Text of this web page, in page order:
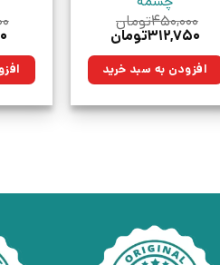
۴۵۰,۰۰۰تومان
قیمت
۴۵۰,۰۰۰تومان
بود.
۳۱۲,۷۵۰تومان
۳۱۲,۷۵۰تومان.افزودن به سبد خرید